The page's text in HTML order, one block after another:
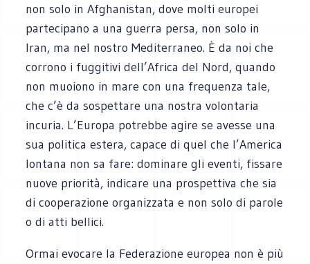
non solo in Afghanistan, dove molti europei
partecipano a una guerra persa, non solo in
Iran, ma nel nostro Mediterraneo. È da noi che
corrono i fuggitivi dell’Africa del Nord, quando
non muoiono in mare con una frequenza tale,
che c’è da sospettare una nostra volontaria
incuria. L’Europa potrebbe agire se avesse una
sua politica estera, capace di quel che l’America
lontana non sa fare: dominare gli eventi, fissare
nuove priorità, indicare una prospettiva che sia
di cooperazione organizzata e non solo di parole
o di atti bellici.
Ormai evocare la Federazione europea non è più